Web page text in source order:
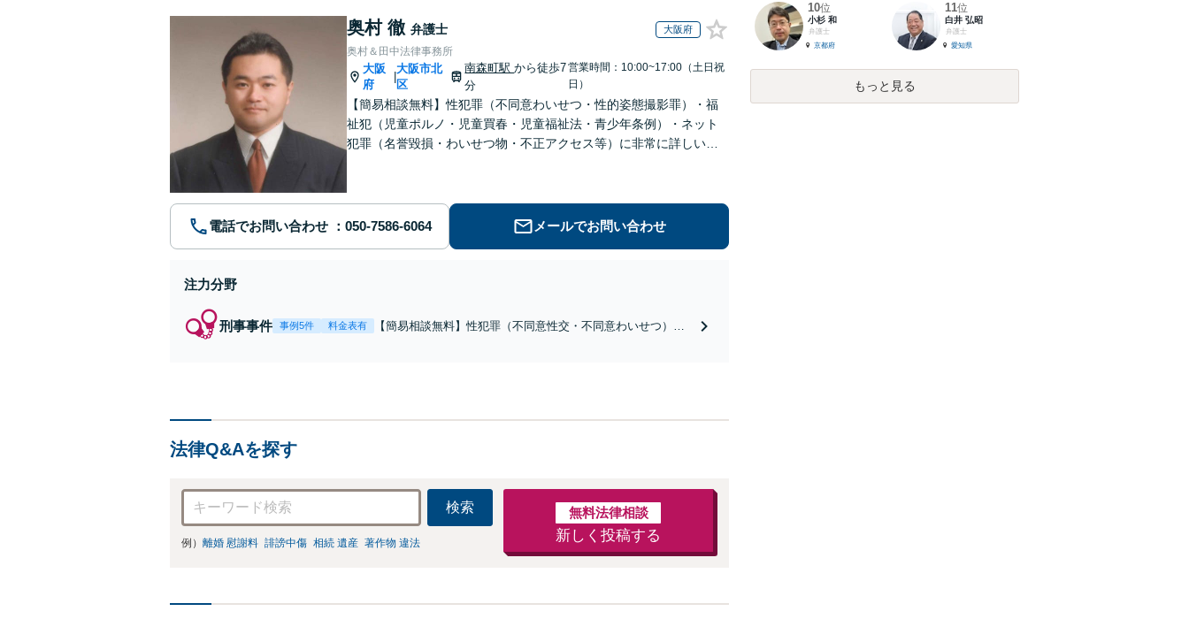
奥村 徹 弁護士 大阪府
奥村＆田中法律事務所
大阪
府
|
大阪市北
区
南森町駅から徒歩7
分
営業時間：10:00~17:00（土日祝
日）
【簡易相談無料】性犯罪（不同意わいせつ・性的姿態撮影罪）・福
祉犯（児童ポルノ・児童買春・児童福祉法・青少年条例）・ネット
犯罪（名誉毀損・わいせつ物・不正アクセス等）に非常に詳しい弁
電話でお問い合わせ メールでお問い合わせ
注力分野
刑事事件 事例5件 料金表有
【簡易相談無料】性犯罪（不同意性交・不同意わいせつ）・
法律Q&Aを探す
検索
例） 離婚 慰謝料 誹謗中傷 相続 遺産 著作物 違法
無料法律相談
新しく投稿する
10位
小杉 和
弁護士
京都府
11位
白井 弘昭
弁護士
愛知県
もっと見る